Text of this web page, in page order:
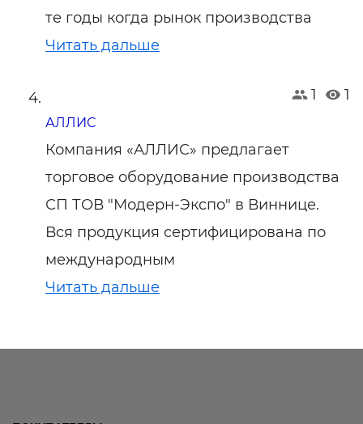
те годы когда рынок производства
Читать дальше
1 1
АЛЛИС
Компания «АЛЛИС» предлагает
торговое оборудование производства
СП ТОВ "Модерн-Экспо" в Виннице.
Вся продукция сертифицирована по
международным
Читать дальше